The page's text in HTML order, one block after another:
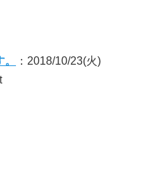
：2018/10/23(火)